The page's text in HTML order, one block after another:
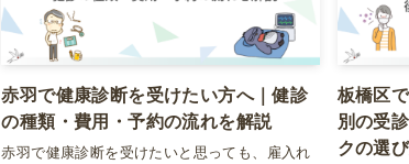
赤羽で健康診断を受けたい方へ｜健診
の種類・費用・予約の流れを解説
赤羽で健康診断を受けたいと思っても、雇入れ
板橋区
別の受
クの選